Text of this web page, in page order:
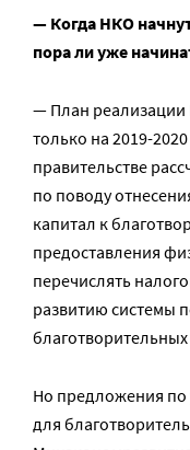
— Когда НКО
пора ли уже
— План реализации
только на 2019-
правительстве
по поводу
капитал к
предоставления
перечислять
развитию системы
Но предложения по
для